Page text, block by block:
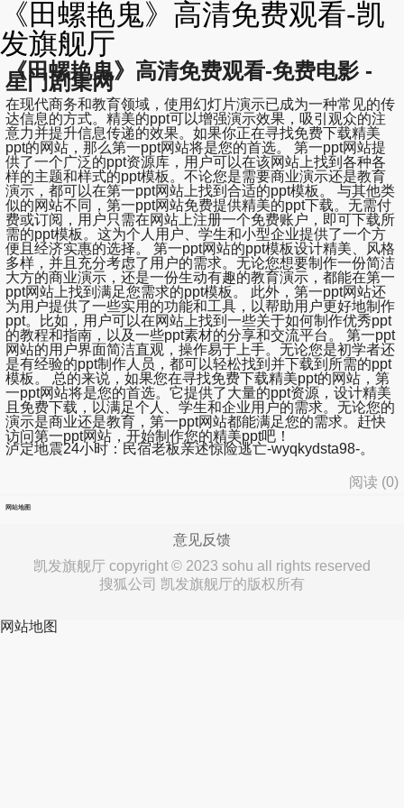
《田螺艳鬼》高清免费观看-凯
发旗舰厅
《田螺艳鬼》高清免费观看-免费电影 -
星门剧集网
在现代商务和教育领域，使用幻灯片演示已成为一种常见的传
达信息的方式。精美的ppt可以增强演示效果，吸引观众的注
意力并提升信息传递的效果。如果你正在寻找免费下载精美
ppt的网站，那么第一ppt网站将是您的首选。 第一ppt网站提
供了一个广泛的ppt资源库，用户可以在该网站上找到各种各
样的主题和样式的ppt模板。不论您是需要商业演示还是教育
演示，都可以在第一ppt网站上找到合适的ppt模板。 与其他类
似的网站不同，第一ppt网站免费提供精美的ppt下载。无需付
费或订阅，用户只需在网站上注册一个免费账户，即可下载所
需的ppt模板。这为个人用户、学生和小型企业提供了一个方
便且经济实惠的选择。 第一ppt网站的ppt模板设计精美、风格
多样，并且充分考虑了用户的需求。无论您想要制作一份简洁
大方的商业演示，还是一份生动有趣的教育演示，都能在第一
ppt网站上找到满足您需求的ppt模板。 此外，第一ppt网站还
为用户提供了一些实用的功能和工具，以帮助用户更好地制作
ppt。比如，用户可以在网站上找到一些关于如何制作优秀ppt
的教程和指南，以及一些ppt素材的分享和交流平台。 第一ppt
网站的用户界面简洁直观，操作易于上手。无论您是初学者还
是有经验的ppt制作人员，都可以轻松找到并下载到所需的ppt
模板。 总的来说，如果您在寻找免费下载精美ppt的网站，第
一ppt网站将是您的首选。它提供了大量的ppt资源，设计精美
且免费下载，以满足个人、学生和企业用户的需求。无论您的
演示是商业还是教育，第一ppt网站都能满足您的需求。赶快
访问第一ppt网站，开始制作您的精美ppt吧！
泸定地震24小时：民宿老板亲述惊险逃亡-wyqkydsta98-。
阅读 (0)
网站地图
意见反馈
凯发旗舰厅 copyright © 2023 sohu all rights reserved
搜狐公司 凯发旗舰厅的版权所有
网站地图